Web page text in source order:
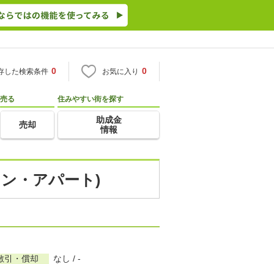
した検索条件 0 お気に入り 0
売る
売却
住みやすい街を探す
助成金
情報
・アパート)
引・償却 なし / -